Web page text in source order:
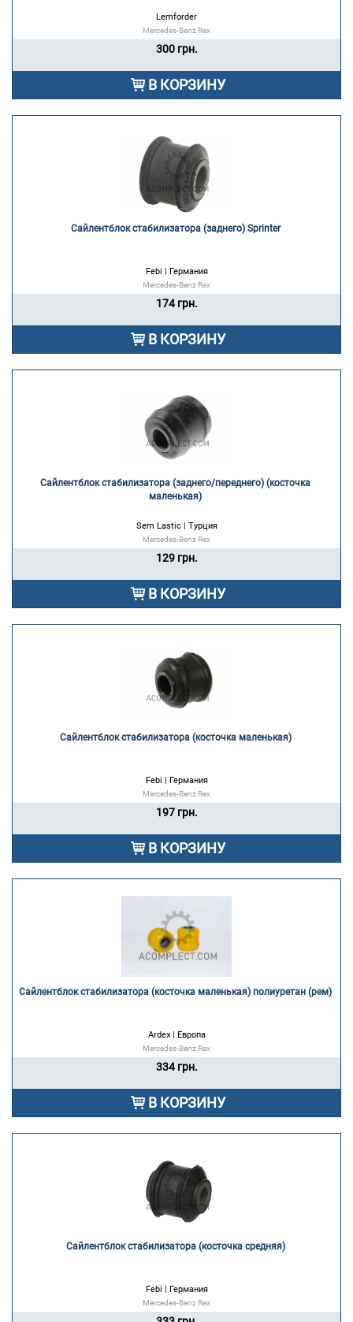
Lemforder
Mercedes-Benz Rex
300 грн.
В КОРЗИНУ
Сайлентблок стабилизатора (заднего) Sprinter
Febi | Германия
Mercedes-Benz Rex
174 грн.
В КОРЗИНУ
Сайлентблок стабилизатора (заднего/переднего) (косточка
маленькая)
Sem Lastic | Турция
Mercedes-Benz Rex
129 грн.
В КОРЗИНУ
Сайлентблок стабилизатора (косточка маленькая)
Febi | Германия
Mercedes-Benz Rex
197 грн.
В КОРЗИНУ
Сайлентблок стабилизатора (косточка маленькая) полиуретан (рем)
Ardex | Европа
Mercedes-Benz Rex
334 грн.
В КОРЗИНУ
Сайлентблок стабилизатора (косточка средняя)
Febi | Германия
Mercedes-Benz Rex